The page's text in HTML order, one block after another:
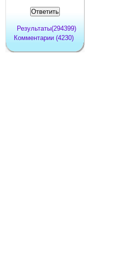
Результаты(294399)
Комментарии (4230)